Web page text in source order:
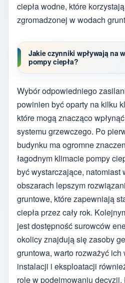
ciepła wodne, które
zgromadzonej w wodach
Jakie czynniki wpływają na
pompy ciepła?
Wybór odpowiedniego
powinien być oparty na kilku
które mogą znacząco
systemu grzewczego. Po
budynku ma ogromne
łagodnym klimacie pompy
być wystarczające, natomiast
obszarach lepszym
gruntowe, które zapewniają
ciepła przez cały rok.
jest dostępność surowców
okolicy znajdują się zasoby
gruntowa, warto rozważyć
instalacji i eksploatacji
rolę w podejmowaniu